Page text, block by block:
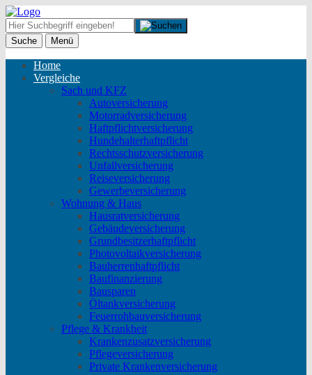
Suche Menü
Home
Vergleiche
Sach und KFZ
Autoversicherung
Motorradversicherung
Haftpflichtversicherung
Hundehalterhaftpflicht
Rechtsschutzversicherung
Unfallversicherung
Reiseversicherung
Gewerbeversicherung
Wohnung & Haus
Hausratversicherung
Gebäudeversicherung
Grundbesitzerhaftpflicht
Photovoltaikversicherung
Bauherrenhaftpflicht
Baufinanzierung
Bausparen
Öltankversicherung
Feuerrohbauversicherung
Pflege & Krankheit
Krankenzusatzversicherung
Pflegeversicherung
Private Krankenversicherung